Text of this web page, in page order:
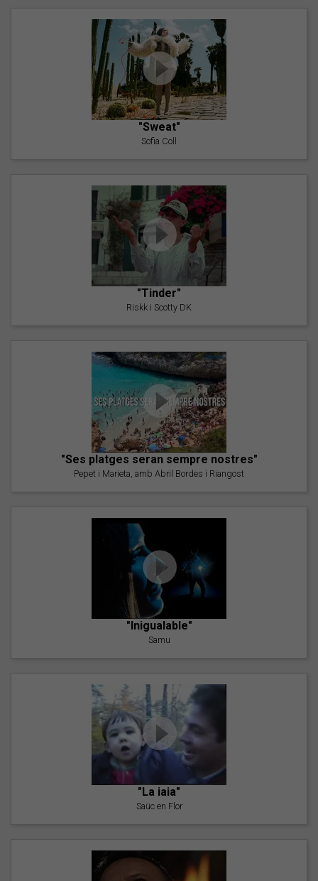
"Sweat"
Sofia Coll
"Tinder"
Riskk i Scotty DK
"Ses platges seran sempre nostres"
Pepet i Marieta, amb Abril Bordes i Riangost
"Inigualable"
Samu
"La iaia"
Saüc en Flor